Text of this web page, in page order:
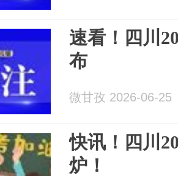
速看！四川
布
微甘孜 2026-06-25
快讯！四川
炉！